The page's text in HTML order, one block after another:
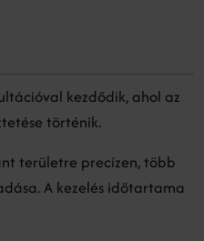
kezdődik, ahol az
történik.
területre precízen, több
A kezelés időtartama